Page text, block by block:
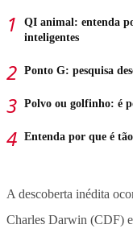
QI animal: entenda
inteligentes
Ponto G: pesquisa
Polvo ou golfinho: é
Entenda por que é
A descoberta inédita
Charles Darwin (CDF)